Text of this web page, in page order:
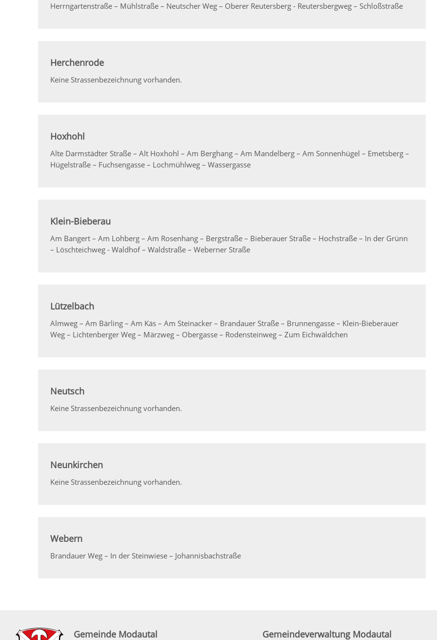
Herrngartenstraße – Mühlstraße – Neutscher Weg – Oberer Reutersberg - Reutersbergweg – Schloßstraße
Herchenrode
Keine Strassenbezeichnung vorhanden.
Hoxhohl
Alte Darmstädter Straße – Alt Hoxhohl – Am Berghang – Am Mandelberg – Am Sonnenhügel – Emetsberg –
Hügelstraße – Fuchsengasse – Lochmühlweg – Wassergasse
Klein-Bieberau
Am Bangert – Am Lohberg – Am Rosenhang – Bergstraße – Bieberauer Straße – Hochstraße – In der Grünn
– Löschteichweg - Waldhof – Waldstraße – Weberner Straße
Lützelbach
Almweg – Am Bärling – Am Käs – Am Steinacker – Brandauer Straße – Brunnengasse – Klein-Bieberauer
Weg – Lichtenberger Weg – Märzweg – Obergasse – Rodensteinweg – Zum Eichwäldchen
Neutsch
Keine Strassenbezeichnung vorhanden.
Neunkirchen
Keine Strassenbezeichnung vorhanden.
Webern
Brandauer Weg – In der Steinwiese – Johannisbachstraße
Gemeinde Modautal Gemeindeverwaltung Modautal